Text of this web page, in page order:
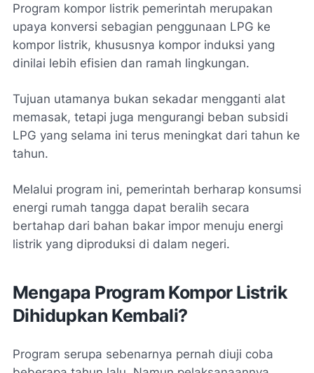
Program kompor listrik pemerintah merupakan
upaya konversi sebagian penggunaan LPG ke
kompor listrik, khususnya kompor induksi yang
dinilai lebih efisien dan ramah lingkungan.
Tujuan utamanya bukan sekadar mengganti alat
memasak, tetapi juga mengurangi beban subsidi
LPG yang selama ini terus meningkat dari tahun ke
tahun.
Melalui program ini, pemerintah berharap konsumsi
energi rumah tangga dapat beralih secara
bertahap dari bahan bakar impor menuju energi
listrik yang diproduksi di dalam negeri.
Mengapa Program Kompor Listrik
Dihidupkan Kembali?
Program serupa sebenarnya pernah diuji coba